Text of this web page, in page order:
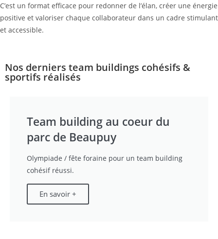
C’est un format efficace pour redonner de l’élan, créer une énergie
positive et valoriser chaque collaborateur dans un cadre stimulant
et accessible.
Nos derniers team buildings cohésifs &
sportifs réalisés
Team building au coeur du
parc de Beaupuy
Olympiade / fête foraine pour un team building
cohésif réussi.
En savoir +